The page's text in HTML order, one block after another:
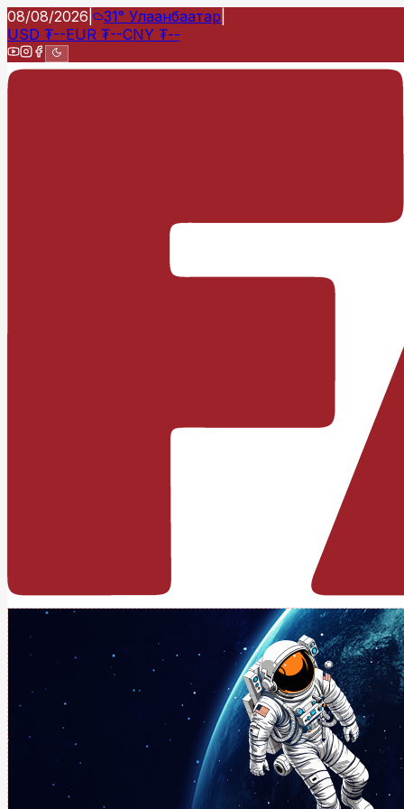
08/08/2026 31° Улаанбаатар
USD ₮--EUR ₮--CNY ₮--